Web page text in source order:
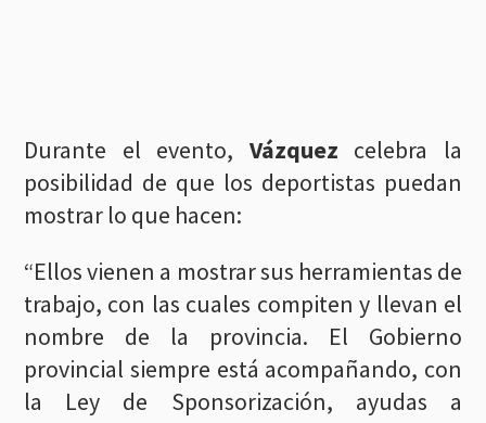
Durante el evento, Vázquez celebra la
posibilidad de que los deportistas puedan
mostrar lo que hacen:
“Ellos vienen a mostrar sus herramientas de
trabajo, con las cuales compiten y llevan el
nombre de la provincia. El Gobierno
provincial siempre está acompañando, con
la Ley de Sponsorización, ayudas a